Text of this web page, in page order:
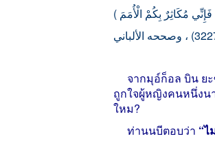
จากมุอ์ก็อล บิน ย
ถูกใจผู้หญิงคนหนึ่งน
ใหม?
ท่านนบีตอบว่า “ไ